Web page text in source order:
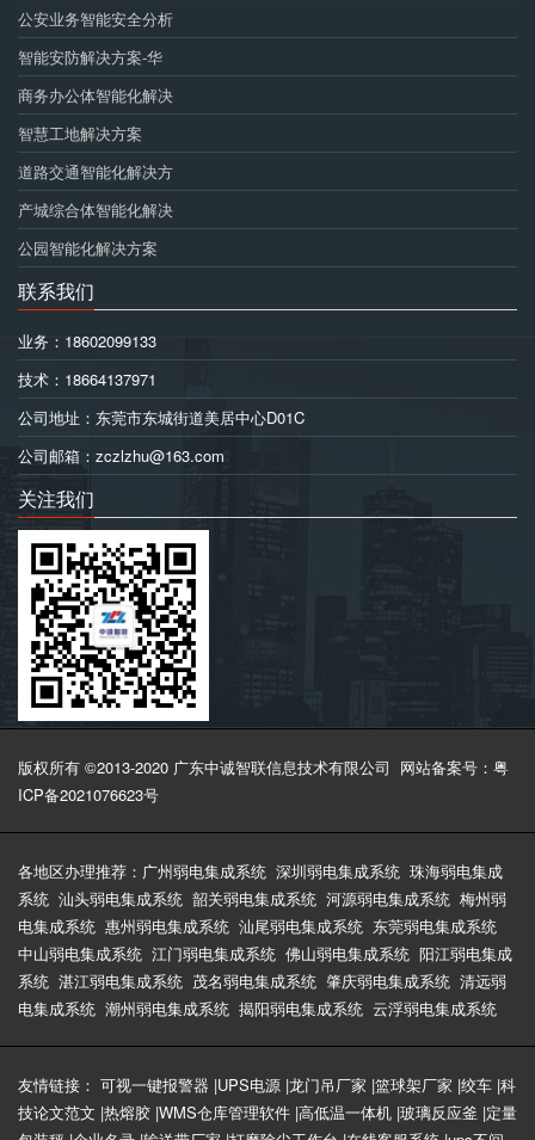
公安业务智能安全分析
智能安防解决方案-华
商务办公体智能化解决
智慧工地解决方案
道路交通智能化解决方
产城综合体智能化解决
公园智能化解决方案
联系我们
业务：18602099133
技术：18664137971
公司地址：东莞市东城街道美居中心D01C
公司邮箱：zczlzhu@163.com
关注我们
版权所有 ©2013-2020 广东中诚智联信息技术有限公司 网站备案号：粤
ICP备2021076623号
各地区办理推荐： 广州弱电集成系统 深圳弱电集成系统 珠海弱电集成
系统 汕头弱电集成系统 韶关弱电集成系统 河源弱电集成系统 梅州弱
电集成系统 惠州弱电集成系统 汕尾弱电集成系统 东莞弱电集成系统
中山弱电集成系统 江门弱电集成系统 佛山弱电集成系统 阳江弱电集成
系统 湛江弱电集成系统 茂名弱电集成系统 肇庆弱电集成系统 清远弱
电集成系统 潮州弱电集成系统 揭阳弱电集成系统 云浮弱电集成系统
友情链接： 可视一键报警器 |UPS电源 |龙门吊厂家 |篮球架厂家 |绞车 |科
技论文范文 |热熔胶 |WMS仓库管理软件 |高低温一体机 |玻璃反应釜 |定量